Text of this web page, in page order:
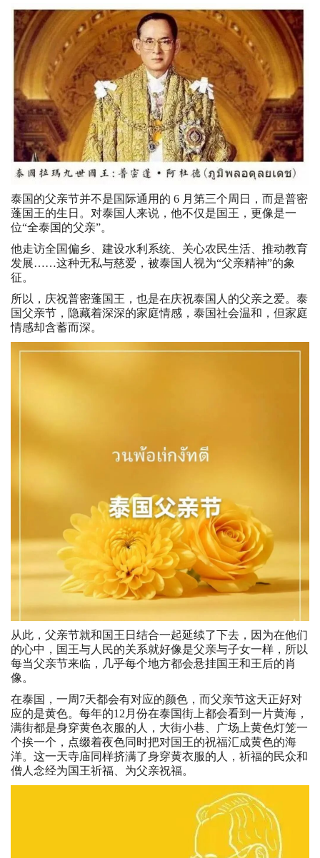
泰国的父亲节并不是国际通用的 6 月第三个周日，而是普密
蓬国王的生日。对泰国人来说，他不仅是国王，更像是一
位“全泰国的父亲”。
他走访全国偏乡、建设水利系统、关心农民生活、推动教育
发展……这种无私与慈爱，被泰国人视为“父亲精神”的象
征。
所以，庆祝普密蓬国王，也是在庆祝泰国人的父亲之爱。泰
国父亲节，隐藏着深深的家庭情感，泰国社会温和，但家庭
情感却含蓄而深。
从此，父亲节就和国王日结合一起延续了下去，因为在他们
的心中，国王与人民的关系就好像是父亲与子女一样，所以
每当父亲节来临，几乎每个地方都会悬挂国王和王后的肖
像。
在泰国，一周7天都会有对应的颜色，而父亲节这天正好对
应的是黄色。每年的12月份在泰国街上都会看到一片黄海，
满街都是身穿黄色衣服的人，大街小巷、广场上黄色灯笼一
个挨一个，点缀着夜色同时把对国王的祝福汇成黄色的海
洋。这一天寺庙同样挤满了身穿黄衣服的人，祈福的民众和
僧人念经为国王祈福、为父亲祝福。